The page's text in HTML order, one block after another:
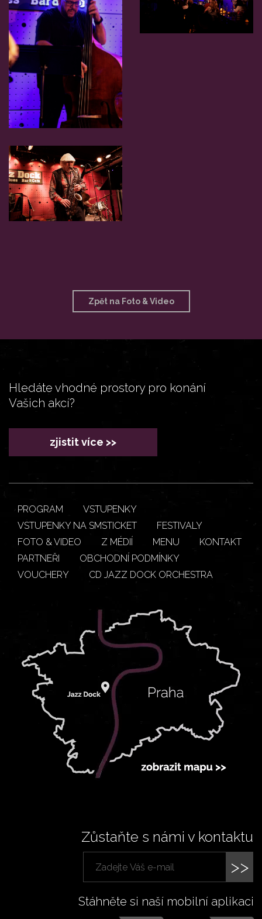
Zpět na Foto & Video
Hledáte vhodné prostory pro konání
Vašich akcí?
zjistit více >>
PROGRAM
VSTUPENKY
VSTUPENKY NA SMSTICKET
FESTIVALY
FOTO & VIDEO
Z MÉDIÍ MENU
KONTAKT
PARTNEŘI
OBCHODNÍ PODMÍNKY
VOUCHERY
CD JAZZ DOCK ORCHESTRA
Zůstaňte s námi v kontaktu
>>
Stáhněte si naší mobilní aplikaci